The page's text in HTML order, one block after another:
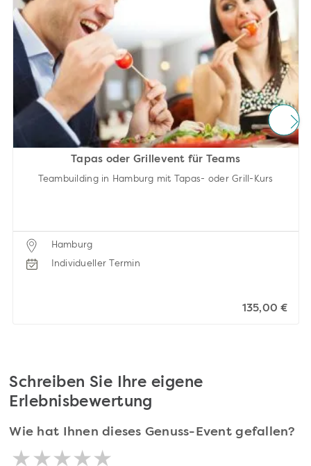
Tapas oder Grillevent für Teams
Teambuilding in Hamburg mit Tapas- oder Grill-Kurs
Hamburg
Individueller Termin
135,00 €
Schreiben Sie Ihre eigene
Erlebnisbewertung
Wie hat Ihnen dieses Genuss-Event gefallen?